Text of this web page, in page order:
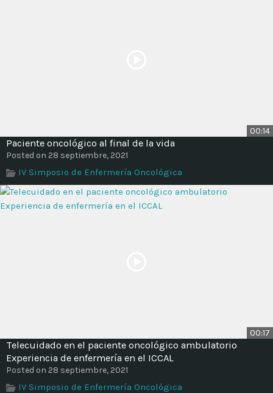
00:14
Paciente oncológico al final de la vida
Posted on 28 septiembre, 2021
IV Simposio de Enfermería Oncológica
00:17
Telecuidado en el paciente oncológico ambulatorio
Experiencia de enfermería en el ICCAL
Posted on 28 septiembre, 2021
IV Simposio de Enfermería Oncológica